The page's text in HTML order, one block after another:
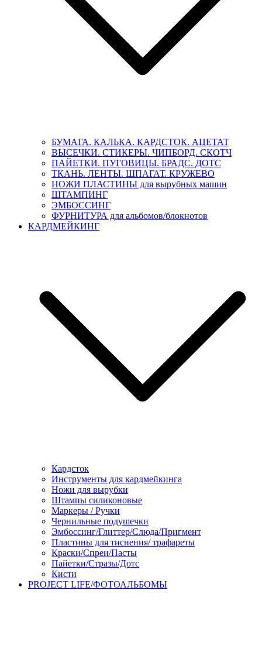
БУМАГА. КАЛЬКА. КАРДСТОК. АЦЕТАТ
ВЫСЕЧКИ. СТИКЕРЫ. ЧИПБОРД. СКОТЧ
ПАЙЕТКИ. ПУГОВИЦЫ. БРАДС. ДОТС
ТКАНЬ. ЛЕНТЫ. ШПАГАТ. КРУЖЕВО
НОЖИ ПЛАСТИНЫ для вырубных машин
ШТАМПИНГ
ЭМБОССИНГ
ФУРНИТУРА для альбомов/блокнотов
КАРДМЕЙКИНГ
Кардсток
Инструменты для кардмейкинга
Ножи для вырубки
Штампы силиконовые
Маркеры / Ручки
Чернильные подушечки
Эмбоссинг/Глиттер/Слюда/Пригмент
Пластины для тиснения/ трафареты
Краски/Спреи/Пасты
Пайетки/Стразы/Дотс
Кисти
PROJECT LIFE/ФОТОАЛЬБОМЫ